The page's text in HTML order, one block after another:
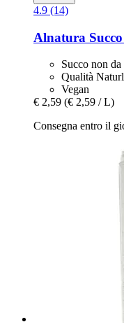
4.9 (14)
Alnatura
Succo non
Qualità
Vegan
€ 2,59 (€ 2,59 / L)
Consegna entro il